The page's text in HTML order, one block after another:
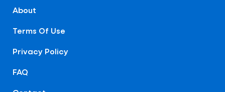
About
Terms Of Use
Privacy Policy
FAQ